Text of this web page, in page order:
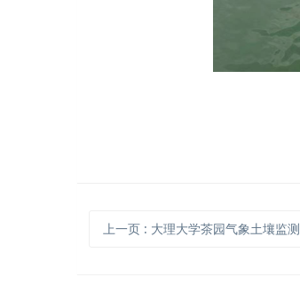
上一页 : 大理大学茶园气象土壤监测